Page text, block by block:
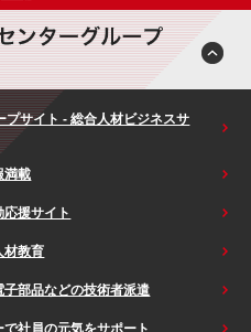
サイト - 総合人材ビジネスサ
満載
援サイト
材教育
部品などの技術者派遣
社員の元気をサポート